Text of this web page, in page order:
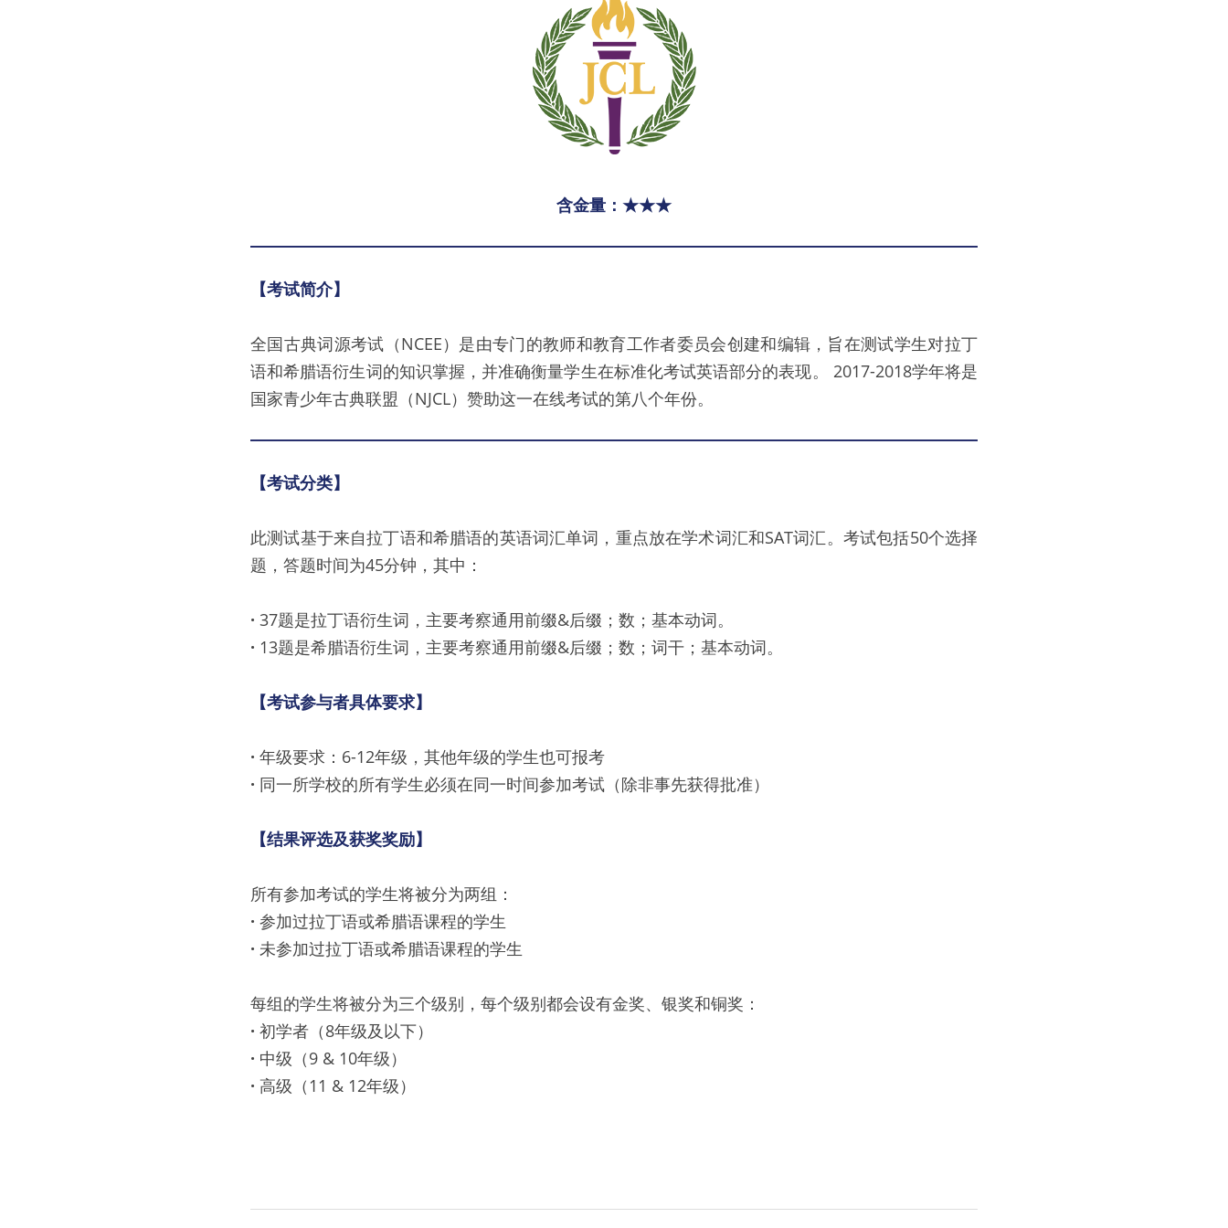
含金量：★★★
【考试简介】
全国古典词源考试（NCEE）是由专门的教师和教育工作者委员会创建和编辑，旨在测试学生对拉丁
语和希腊语衍生词的知识掌握，并准确衡量学生在标准化考试英语部分的表现。 2017-2018学年将是
国家青少年古典联盟（NJCL）赞助这一在线考试的第八个年份。
【考试分类】
此测试基于来自拉丁语和希腊语的英语词汇单词，重点放在学术词汇和SAT词汇。考试包括50个选择
题，答题时间为45分钟，其中：
· 37题是拉丁语衍生词，主要考察通用前缀&后缀；数；基本动词。
· 13题是希腊语衍生词，主要考察通用前缀&后缀；数；词干；基本动词。
【考试参与者具体要求】
· 年级要求：6-12年级，其他年级的学生也可报考
· 同一所学校的所有学生必须在同一时间参加考试（除非事先获得批准）
【结果评选及获奖奖励】
所有参加考试的学生将被分为两组：
· 参加过拉丁语或希腊语课程的学生
· 未参加过拉丁语或希腊语课程的学生
每组的学生将被分为三个级别，每个级别都会设有金奖、银奖和铜奖：
· 初学者（8年级及以下）
· 中级（9 & 10年级）
· 高级（11 & 12年级）